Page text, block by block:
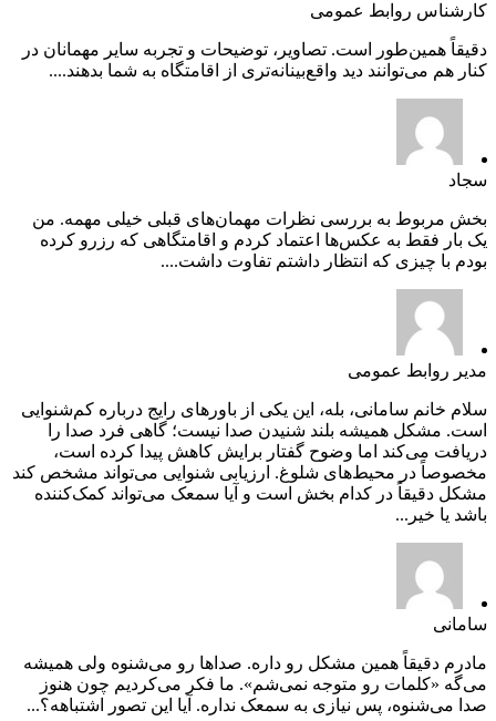
کارشناس روابط عمومی
دقیقاً همین‌طور است. تصاویر، توضیحات و تجربه سایر مهمانان در
کنار هم می‌توانند دید واقع‌بینانه‌تری از اقامتگاه به شما بدهند....
سجاد
بخش مربوط به بررسی نظرات مهمان‌های قبلی خیلی مهمه. من
یک بار فقط به عکس‌ها اعتماد کردم و اقامتگاهی که رزرو کرده
بودم با چیزی که انتظار داشتم تفاوت داشت....
مدیر روابط عمومی
سلام خانم سامانی، بله، این یکی از باورهای رایج درباره کم‌شنوایی
است. مشکل همیشه بلند شنیدن صدا نیست؛ گاهی فرد صدا را
دریافت می‌کند اما وضوح گفتار برایش کاهش پیدا کرده است،
مخصوصاً در محیط‌های شلوغ. ارزیابی شنوایی می‌تواند مشخص کند
مشکل دقیقاً در کدام بخش است و آیا سمعک می‌تواند کمک‌کننده
باشد یا خیر...
سامانی
مادرم دقیقاً همین مشکل رو داره. صداها رو می‌شنوه ولی همیشه
می‌گه «کلمات رو متوجه نمی‌شم». ما فکر می‌کردیم چون هنوز
صدا می‌شنوه، پس نیازی به سمعک نداره. آیا این تصور اشتباهه؟...